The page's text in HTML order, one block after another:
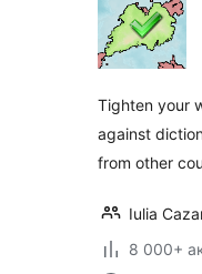
Tighten your
against
from other
Iulia
8 000+